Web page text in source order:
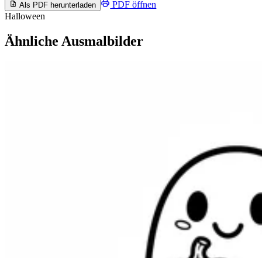
Als PDF herunterladen
PDF öffnen
Halloween
Ähnliche Ausmalbilder